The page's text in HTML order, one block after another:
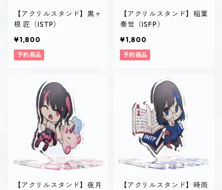
【アクリルスタンド】黒ヶ
根 匠（ISTP）
¥1,800
予約商品
【アクリルスタンド】稲葉
奏世（ISFP）
¥1,800
予約商品
【アクリルスタンド】夜月
【アクリルスタンド】時雨